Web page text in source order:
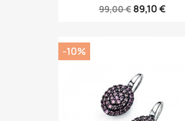
99,00 € 89,10 €
-10%